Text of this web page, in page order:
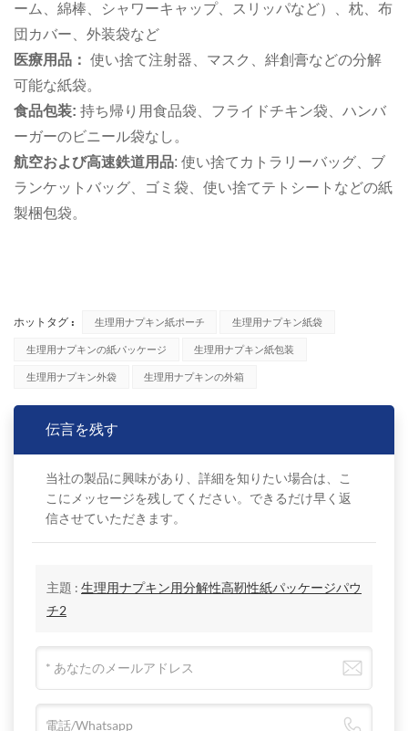
ーム、綿棒、シャワーキャップ、スリッパなど）、枕、布
団カバー、外装袋など
医療用品： 使い捨て注射器、マスク、絆創膏などの分解
可能な紙袋。
食品包装: 持ち帰り用食品袋、フライドチキン袋、ハンバ
ーガーのビニール袋なし。
航空および高速鉄道用品: 使い捨てカトラリーバッグ、ブ
ランケットバッグ、ゴミ袋、使い捨てテトシートなどの紙
製梱包袋。
ホットタグ : 生理用ナプキン紙ポーチ 生理用ナプキン紙袋
生理用ナプキンの紙パッケージ 生理用ナプキン紙包装
生理用ナプキン外袋 生理用ナプキンの外箱
伝言を残す
当社の製品に興味があり、詳細を知りたい場合は、こ
こにメッセージを残してください。できるだけ早く返
信させていただきます。
主題 : 生理用ナプキン用分解性高靭性紙パッケージパウ
チ2